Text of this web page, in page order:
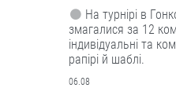
На турнірі в
змагалися за 12
індивідуальні та
рапірі й шаблі.
06.08